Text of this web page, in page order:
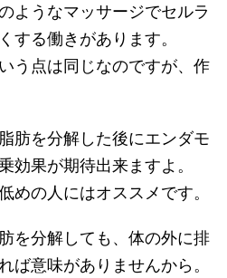
ようなマッサージでセルラ
する働きがあります。
う点は同じなのですが、作
肪を分解した後にエンダモ
効果が期待出来ますよ。
めの人にはオススメです。
を分解しても、体の外に排
ば意味がありませんから。